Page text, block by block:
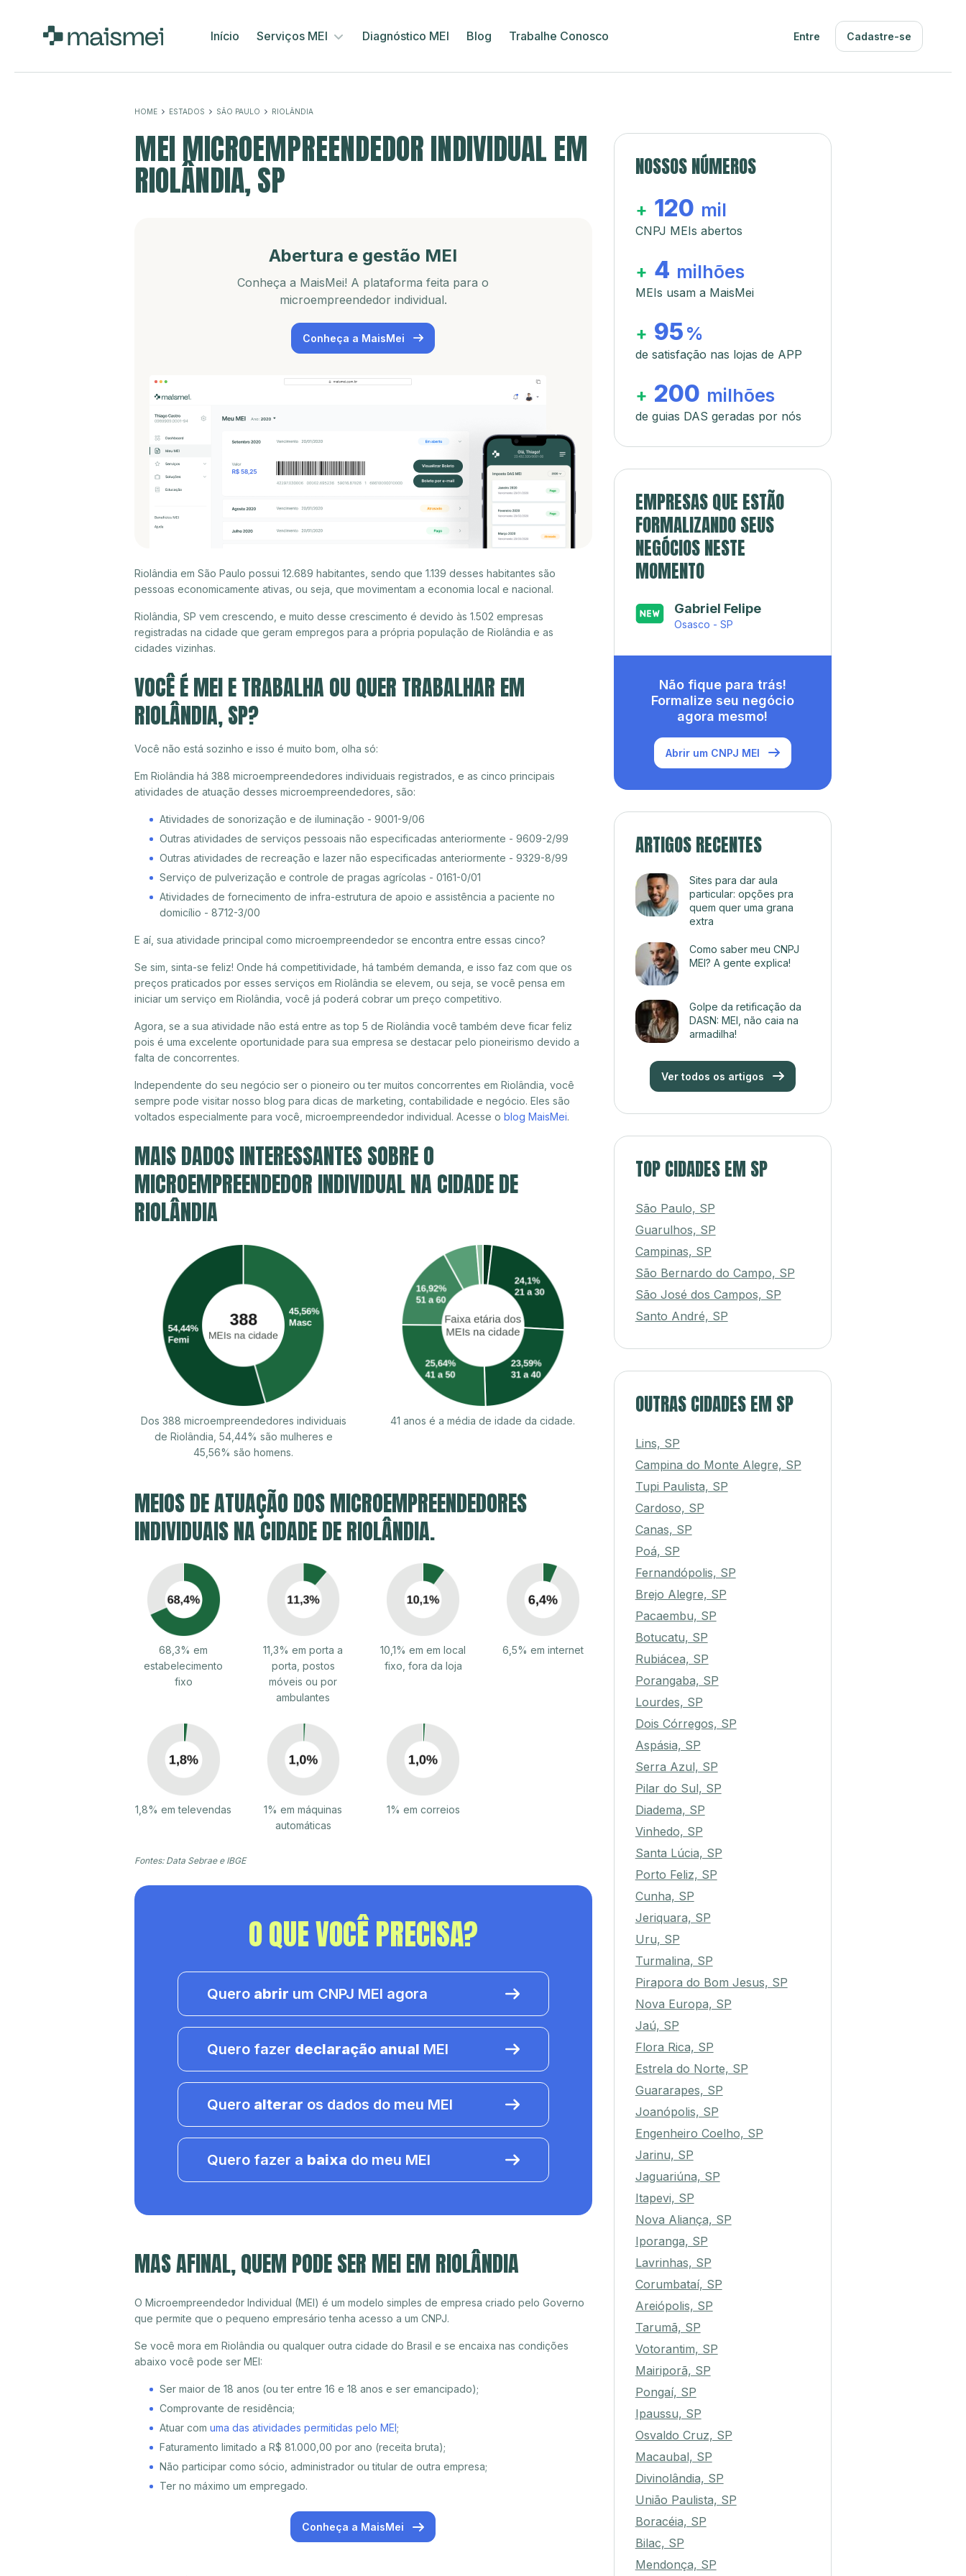
Início Serviços MEI Diagnóstico MEI Blog Trabalhe Conosco Entre Cadastre-se
HOME ESTADOS SÃO PAULO RIOLÂNDIA
MEI MICROEMPREENDEDOR INDIVIDUAL EM
RIOLÂNDIA, SP
Abertura e gestão MEI
Conheça a MaisMei! A plataforma feita para o
microempreendedor individual.
Conheça a MaisMei
Riolândia em São Paulo possui 12.689 habitantes, sendo que 1.139 desses habitantes são
pessoas economicamente ativas, ou seja, que movimentam a economia local e nacional.
Riolândia, SP vem crescendo, e muito desse crescimento é devido às 1.502 empresas
registradas na cidade que geram empregos para a própria população de Riolândia e as
cidades vizinhas.
VOCÊ É MEI E TRABALHA OU QUER TRABALHAR EM
RIOLÂNDIA, SP?
Você não está sozinho e isso é muito bom, olha só:
Em Riolândia há 388 microempreendedores individuais registrados, e as cinco principais
atividades de atuação desses microempreendedores, são:
Atividades de sonorização e de iluminação - 9001-9/06
Outras atividades de serviços pessoais não especificadas anteriormente - 9609-2/99
Outras atividades de recreação e lazer não especificadas anteriormente - 9329-8/99
Serviço de pulverização e controle de pragas agrícolas - 0161-0/01
Atividades de fornecimento de infra-estrutura de apoio e assistência a paciente no
domicílio - 8712-3/00
E aí, sua atividade principal como microempreendedor se encontra entre essas cinco?
Se sim, sinta-se feliz! Onde há competitividade, há também demanda, e isso faz com que os
preços praticados por esses serviços em Riolândia se elevem, ou seja, se você pensa em
iniciar um serviço em Riolândia, você já poderá cobrar um preço competitivo.
Agora, se a sua atividade não está entre as top 5 de Riolândia você também deve ficar feliz
pois é uma excelente oportunidade para sua empresa se destacar pelo pioneirismo devido a
falta de concorrentes.
Independente do seu negócio ser o pioneiro ou ter muitos concorrentes em Riolândia, você
sempre pode visitar nosso blog para dicas de marketing, contabilidade e negócio. Eles são
voltados especialmente para você, microempreendedor individual. Acesse o blog MaisMei.
MAIS DADOS INTERESSANTES SOBRE O
MICROEMPREENDEDOR INDIVIDUAL NA CIDADE DE
RIOLÂNDIA
Dos 388 microempreendedores individuais
de Riolândia, 54,44% são mulheres e
45,56% são homens.
41 anos é a média de idade da cidade.
MEIOS DE ATUAÇÃO DOS MICROEMPREENDEDORES
INDIVIDUAIS NA CIDADE DE RIOLÂNDIA.
68,3% em
estabelecimento
fixo
11,3% em porta a
porta, postos
móveis ou por
ambulantes
10,1% em em local
fixo, fora da loja
6,5% em internet
1,8% em televendas
1% em máquinas
automáticas
1% em correios
Fontes: Data Sebrae e IBGE
O QUE VOCÊ PRECISA?
Quero abrir um CNPJ MEI agora
Quero fazer declaração anual MEI
Quero alterar os dados do meu MEI
Quero fazer a baixa do meu MEI
MAS AFINAL, QUEM PODE SER MEI EM RIOLÂNDIA
O Microempreendedor Individual (MEI) é um modelo simples de empresa criado pelo Governo
que permite que o pequeno empresário tenha acesso a um CNPJ.
Se você mora em Riolândia ou qualquer outra cidade do Brasil e se encaixa nas condições
abaixo você pode ser MEI:
Ser maior de 18 anos (ou ter entre 16 e 18 anos e ser emancipado);
Comprovante de residência;
Atuar com uma das atividades permitidas pelo MEI;
Faturamento limitado a R$ 81.000,00 por ano (receita bruta);
Não participar como sócio, administrador ou titular de outra empresa;
Ter no máximo um empregado.
Conheça a MaisMei
NOSSOS NÚMEROS
+ 120 mil
CNPJ MEIs abertos
+ 4 milhões
MEIs usam a MaisMei
+ 95 %
de satisfação nas lojas de APP
+ 200 milhões
de guias DAS geradas por nós
EMPRESAS QUE ESTÃO
FORMALIZANDO SEUS
NEGÓCIOS NESTE
MOMENTO
Gabriel Felipe
Osasco - SP
Não fique para trás!
Formalize seu negócio
agora mesmo!
Abrir um CNPJ MEI
ARTIGOS RECENTES
Sites para dar aula
particular: opções pra
quem quer uma grana
extra
Como saber meu CNPJ
MEI? A gente explica!
Golpe da retificação da
DASN: MEI, não caia na
armadilha!
Ver todos os artigos
TOP CIDADES EM SP
São Paulo, SP
Guarulhos, SP
Campinas, SP
São Bernardo do Campo, SP
São José dos Campos, SP
Santo André, SP
OUTRAS CIDADES EM SP
Lins, SP
Campina do Monte Alegre, SP
Tupi Paulista, SP
Cardoso, SP
Canas, SP
Poá, SP
Fernandópolis, SP
Brejo Alegre, SP
Pacaembu, SP
Botucatu, SP
Rubiácea, SP
Porangaba, SP
Lourdes, SP
Dois Córregos, SP
Aspásia, SP
Serra Azul, SP
Pilar do Sul, SP
Diadema, SP
Vinhedo, SP
Santa Lúcia, SP
Porto Feliz, SP
Cunha, SP
Jeriquara, SP
Uru, SP
Turmalina, SP
Pirapora do Bom Jesus, SP
Nova Europa, SP
Jaú, SP
Flora Rica, SP
Estrela do Norte, SP
Guararapes, SP
Joanópolis, SP
Engenheiro Coelho, SP
Jarinu, SP
Jaguariúna, SP
Itapevi, SP
Nova Aliança, SP
Iporanga, SP
Lavrinhas, SP
Corumbataí, SP
Areiópolis, SP
Tarumã, SP
Votorantim, SP
Mairiporã, SP
Pongaí, SP
Ipaussu, SP
Osvaldo Cruz, SP
Macaubal, SP
Divinolândia, SP
União Paulista, SP
Boracéia, SP
Bilac, SP
Mendonça, SP